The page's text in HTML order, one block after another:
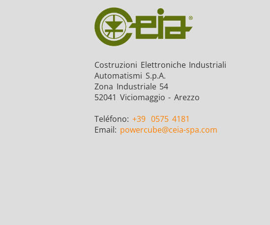
Costruzioni Elettroniche Industriali
Automatismi S.p.A.
Zona Industriale 54
52041 Viciomaggio - Arezzo
Teléfono: +39 0575 4181
Email: powercube@ceia-spa.com